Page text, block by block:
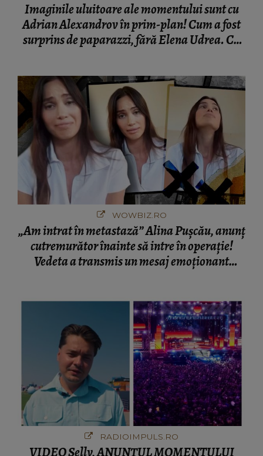
Imaginile uluitoare ale momentului sunt cu
Adrian Alexandrov în prim-plan! Cum a fost
surprins de paparazzi, fără Elena Udrea. Cu
WOWBIZ.RO
„Am intrat în metastază” Alina Pușcău, anunț
cutremurător înainte să intre în operație!
Vedeta a transmis un mesaj emoționant
RADIOIMPULS.RO
VIDEO Selly, ANUNȚUL MOMENTULUI